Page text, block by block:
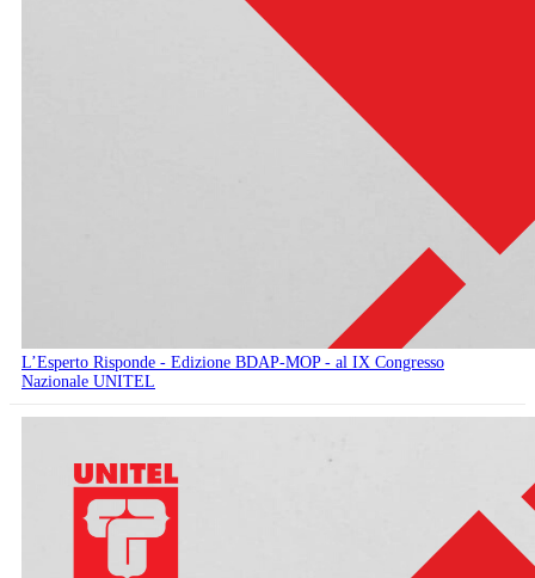
L’Esperto Risponde - Edizione BDAP-MOP - al IX Congresso
Nazionale UNITEL